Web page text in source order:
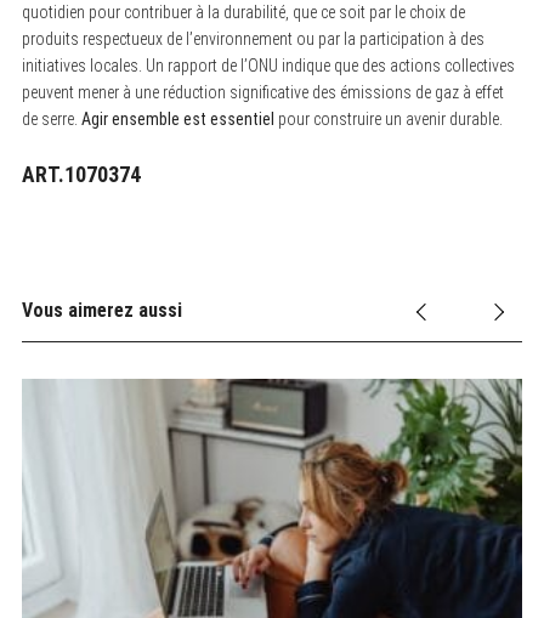
quotidien pour contribuer à la durabilité, que ce soit par le choix de
produits respectueux de l’environnement ou par la participation à des
initiatives locales. Un rapport de l’ONU indique que des actions collectives
peuvent mener à une réduction significative des émissions de gaz à effet
de serre. Agir ensemble est essentiel pour construire un avenir durable.
ART.1070374
Vous aimerez aussi